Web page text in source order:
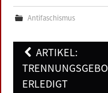
Antifaschismus
Post
navigation
ARTIKEL:
ERLEDIGT